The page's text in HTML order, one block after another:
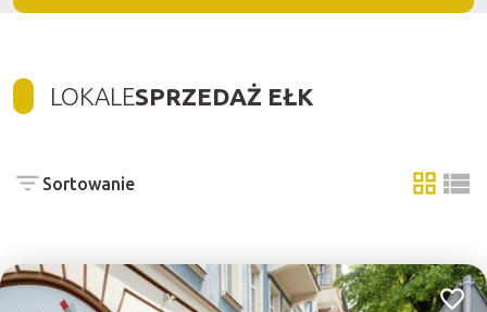
LOKALESPRZEDAŻ EŁK
Sortowanie
tabela